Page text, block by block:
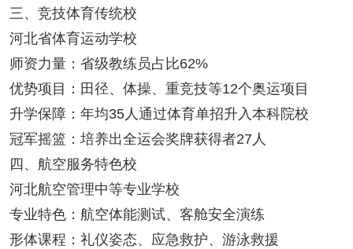
三、竞技体育传统校
河北省体育运动学校
师资力量：省级教练员占比62%
优势项目：田径、体操、重竞技等12个奥运项目
升学保障：年均35人通过体育单招升入本科院校
冠军摇篮：培养出全运会奖牌获得者27人
四、航空服务特色校
河北航空管理中等专业学校
专业特色：航空体能测试、客舱安全演练
形体课程：礼仪姿态、应急救护、游泳救援